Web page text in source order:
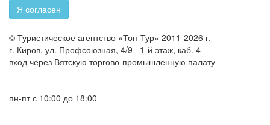
Я согласен
© Туристическое агентство «Топ-Тур» 2011-2026 г.
г. Киров, ул. Профсоюзная, 4/9 1-й этаж, каб. 4
вход через Вятскую торгово-промышленную палату
пн-пт с 10:00 до 18:00